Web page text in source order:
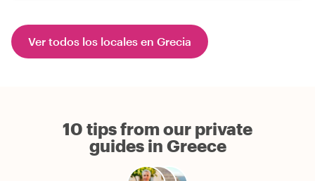
Ver todos los locales en Grecia
10 tips from our private
guides in Greece